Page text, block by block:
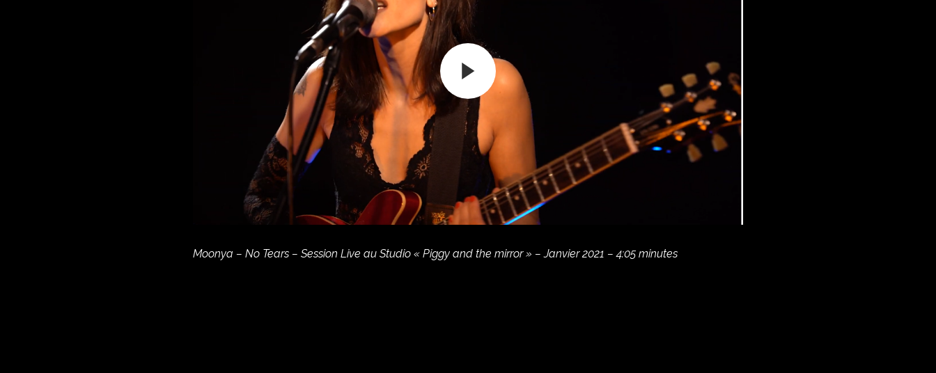
Moonya – No Tears – Session Live au Studio « Piggy and the mirror » – Janvier 2021 – 4:05 minutes